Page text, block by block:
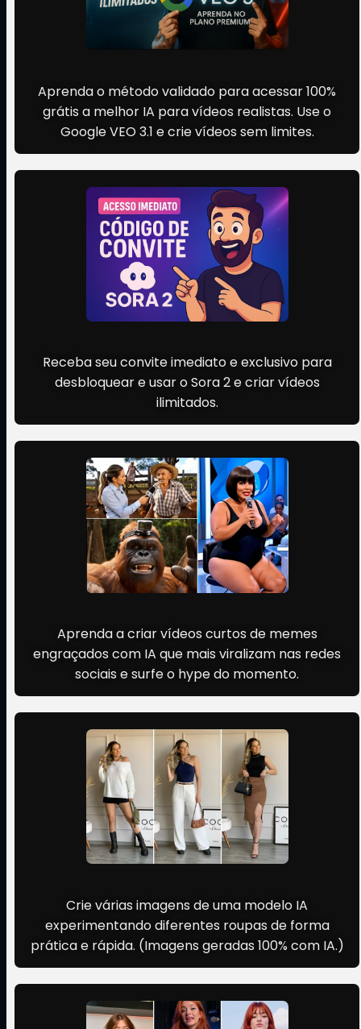
Aprenda o método validado para acessar 100%
grátis a melhor IA para vídeos realistas. Use o
Google VEO 3.1 e crie vídeos sem limites.
Receba seu convite imediato e exclusivo para
desbloquear e usar o Sora 2 e criar vídeos
ilimitados.
Aprenda a criar vídeos curtos de memes
engraçados com IA que mais viralizam nas redes
sociais e surfe o hype do momento.
Crie várias imagens de uma modelo IA
experimentando diferentes roupas de forma
prática e rápida. (Imagens geradas 100% com IA.)